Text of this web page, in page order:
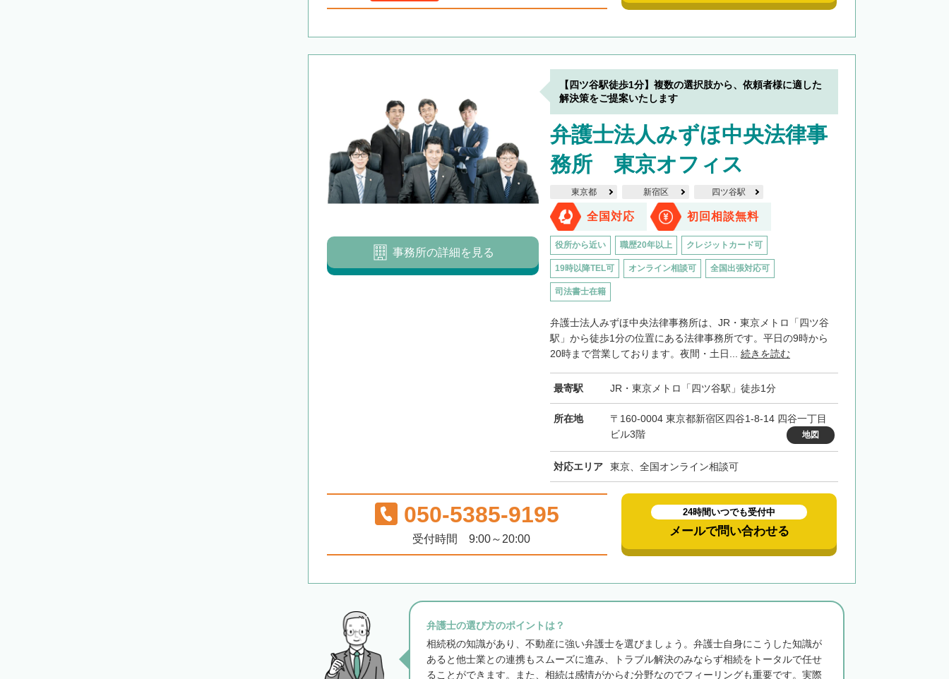
【四ツ谷駅徒歩1分】複数の選択肢から、依頼者様に適した
解決策をご提案いたします
弁護士法人みずほ中央法律事
務所 東京オフィス
東京都 新宿区 四ツ谷駅
全国対応 初回相談無料
役所から近い 職歴20年以上 クレジットカード可
19時以降TEL可 オンライン相談可 全国出張対応可
司法書士在籍
弁護士法人みずほ中央法律事務所は、JR・東京メトロ「四ツ谷
駅」から徒歩1分の位置にある法律事務所です。平日の9時から
20時まで営業しております。夜間・土日... 続きを読む
最寄駅 JR・東京メトロ「四ツ谷駅」徒歩1分
所在地
〒160-0004 東京都新宿区四谷1-8-14 四谷一丁目
ビル3階
地図
対応エリア 東京、全国オンライン相談可
事務所の詳細を見る
050-5385-9195
受付時間 9:00～20:00
24時間いつでも受付中
メールで問い合わせる
弁護士の選び方のポイントは？
相続税の知識があり、不動産に強い弁護士を選びましょう。弁護士自身にこうした知識が
あると他士業との連携もスムーズに進み、トラブル解決のみならず相続をトータルで任せ
ることができます。また、相続は感情がからむ分野なのでフィーリングも重要です。実際